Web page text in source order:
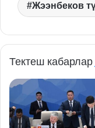
Жээнбеков
Тектеш кабарлар